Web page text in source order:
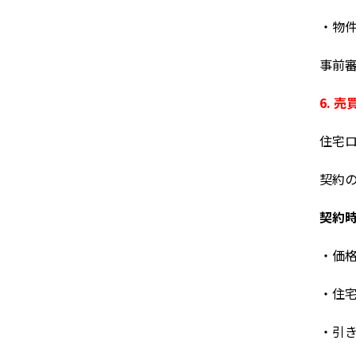
・物
事前
6. 売
住宅
契約
契約
・価
・住
・引